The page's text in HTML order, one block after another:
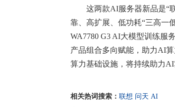
这两款AI服务器新品是“联
靠、高扩展、低功耗“三高一
WA7780 G3 AI大模型训练服
产品组合多向赋能，助力AI
算力基础设施，将持续助力AI
相关热词搜索： 联想 问天 AI